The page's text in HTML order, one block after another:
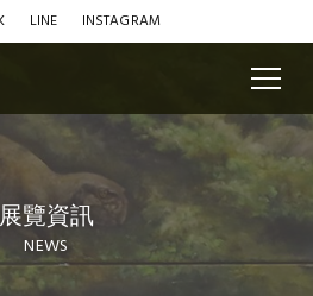
LINE INSTAGRAM
展覽資訊
NEWS